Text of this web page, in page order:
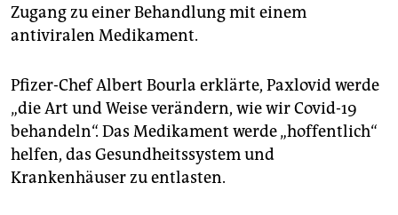
Zugang zu einer Behandlung mit einem
antiviralen Medikament.
Pfizer-Chef Albert Bourla erklärte, Paxlovid werde
„die Art und Weise verändern, wie wir Covid-19
behandeln“. Das Medikament werde „hoffentlich“
helfen, das Gesundheitssystem und
Krankenhäuser zu entlasten.